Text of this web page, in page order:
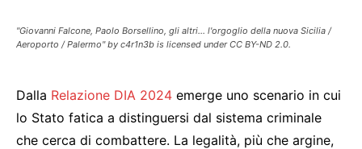
"Giovanni Falcone, Paolo Borsellino, gli altri... l'orgoglio della nuova Sicilia /
Aeroporto / Palermo" by c4r1n3b is licensed under CC BY-ND 2.0.
Dalla Relazione DIA 2024 emerge uno scenario in cui
lo Stato fatica a distinguersi dal sistema criminale
che cerca di combattere. La legalità, più che argine,